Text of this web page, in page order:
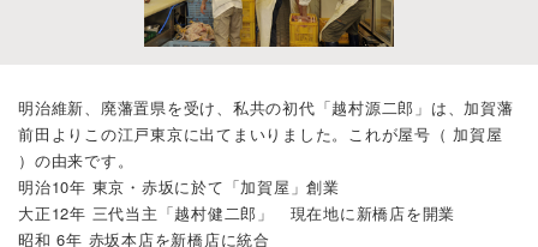
明治維新、廃藩置県を受け、私共の初代「越村源二郎」は、加賀藩
前田よりこの江戸東京に出てまいりました。これが屋号（ 加賀屋
）の由来です。
明治10年 東京・赤坂に於て「加賀屋」創業
大正12年 三代当主「越村健二郎」 現在地に新橋店を開業
昭和 6年 赤坂本店を新橋店に統合